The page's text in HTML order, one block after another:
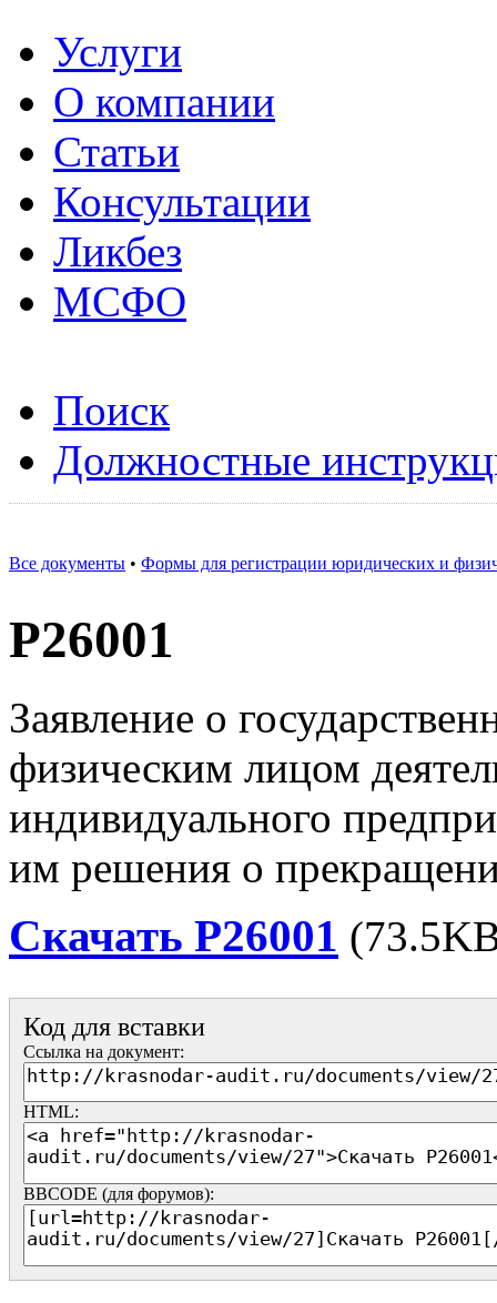
Услуги
О компании
Статьи
Консультации
Ликбез
МСФО
Поиск
Должностные
Все документы • Формы для регистрации юридических и
Р26001
Заявление о
физическим лицом
индивидуального
им решения о
Скачать Р26001
Код для вставки
Ссылка на документ:
HTML:
BBCODE (для форумов):